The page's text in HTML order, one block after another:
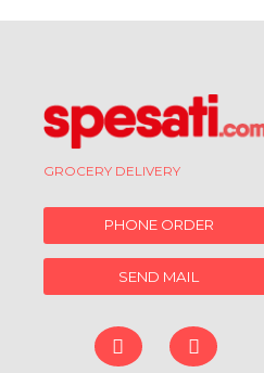
GROCERY DELIVERY
PHONE ORDER
SEND MAIL